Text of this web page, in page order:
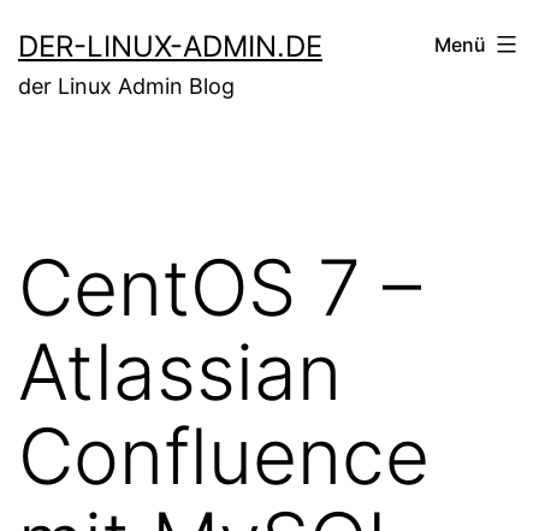
Inhalt
springen
DER-LINUX-ADMIN.DE
der Linux Admin Blog
Menü
CentOS 7 –
Atlassian
Confluence